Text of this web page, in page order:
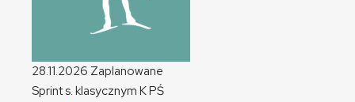
28.11.2026 Zaplanowane
Sprint s. klasycznym KPŚ